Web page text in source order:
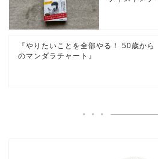
『やりたいことを全部やる！ 50歳から
のマンダラチャート』